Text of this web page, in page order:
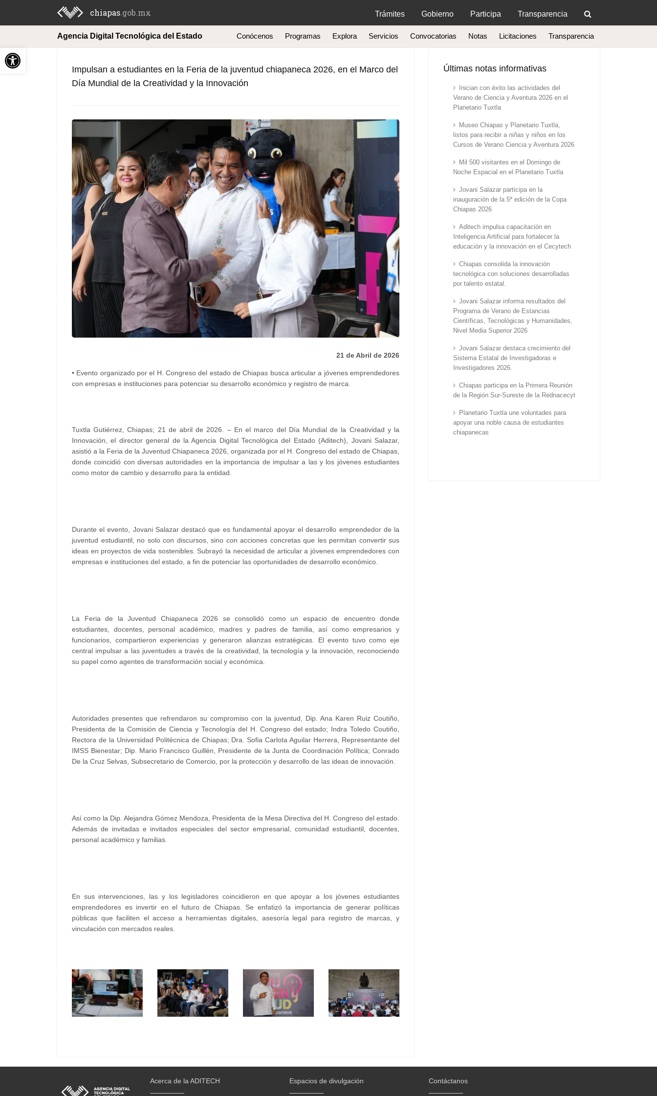
chiapas.gob.mx Trámites Gobierno Participa Transparencia
Agencia Digital Tecnológica del Estado Conócenos Programas Explora Servicios Convocatorias Notas Licitaciones Transparencia
Abrir barra de herramientas
Impulsan a estudiantes en la Feria de la juventud chiapaneca 2026, en el Marco del
Día Mundial de la Creatividad y la Innovación
21 de Abril de 2026
• Evento organizado por el H. Congreso del estado de Chiapas busca articular a jóvenes emprendedores
con empresas e instituciones para potenciar su desarrollo económico y registro de marca.
Tuxtla Gutiérrez, Chiapas; 21 de abril de 2026. – En el marco del Día Mundial de la Creatividad y la
Innovación, el director general de la Agencia Digital Tecnológica del Estado (Aditech), Jovani Salazar,
asistió a la Feria de la Juventud Chiapaneca 2026, organizada por el H. Congreso del estado de Chiapas,
donde coincidió con diversas autoridades en la importancia de impulsar a las y los jóvenes estudiantes
como motor de cambio y desarrollo para la entidad.
Durante el evento, Jovani Salazar destacó que es fundamental apoyar el desarrollo emprendedor de la
juventud estudiantil, no solo con discursos, sino con acciones concretas que les permitan convertir sus
ideas en proyectos de vida sostenibles. Subrayó la necesidad de articular a jóvenes emprendedores con
empresas e instituciones del estado, a fin de potenciar las oportunidades de desarrollo económico.
La Feria de la Juventud Chiapaneca 2026 se consolidó como un espacio de encuentro donde
estudiantes, docentes, personal académico, madres y padres de familia, así como empresarios y
funcionarios, compartieron experiencias y generaron alianzas estratégicas. El evento tuvo como eje
central impulsar a las juventudes a través de la creatividad, la tecnología y la innovación, reconociendo
su papel como agentes de transformación social y económica.
Autoridades presentes que refrendaron su compromiso con la juventud, Dip. Ana Karen Ruiz Coutiño,
Presidenta de la Comisión de Ciencia y Tecnología del H. Congreso del estado; Indra Toledo Coutiño,
Rectora de la Universidad Politécnica de Chiapas; Dra. Sofia Carlota Aguilar Herrera, Representante del
IMSS Bienestar; Dip. Mario Francisco Guillén, Presidente de la Junta de Coordinación Política; Conrado
De la Cruz Selvas, Subsecretario de Comercio, por la protección y desarrollo de las ideas de innovación.
Así como la Dip. Alejandra Gómez Mendoza, Presidenta de la Mesa Directiva del H. Congreso del estado.
Además de invitadas e invitados especiales del sector empresarial, comunidad estudiantil, docentes,
personal académico y familias.
En sus intervenciones, las y los legisladores coincidieron en que apoyar a los jóvenes estudiantes
emprendedores es invertir en el futuro de Chiapas. Se enfatizó la importancia de generar políticas
públicas que faciliten el acceso a herramientas digitales, asesoría legal para registro de marcas, y
vinculación con mercados reales.
Últimas notas informativas
Inician con éxito las actividades del
Verano de Ciencia y Aventura 2026 en el
Planetario Tuxtla
Museo Chiapas y Planetario Tuxtla,
listos para recibir a niñas y niños en los
Cursos de Verano Ciencia y Aventura 2026
Mil 500 visitantes en el Domingo de
Noche Espacial en el Planetario Tuxtla
Jovani Salazar participa en la
inauguración de la 5ª edición de la Copa
Chiapas 2026
Aditech impulsa capacitación en
Inteligencia Artificial para fortalecer la
educación y la innovación en el Cecytech
Chiapas consolida la innovación
tecnológica con soluciones desarrolladas
por talento estatal.
Jovani Salazar informa resultados del
Programa de Verano de Estancias
Científicas, Tecnológicas y Humanidades,
Nivel Media Superior 2026
Jovani Salazar destaca crecimiento del
Sistema Estatal de Investigadoras e
Investigadores 2026.
Chiapas participa en la Primera Reunión
de la Región Sur-Sureste de la Rednacecyt
Planetario Tuxtla une voluntades para
apoyar una noble causa de estudiantes
chiapanecas
Acerca de la ADITECH Espacios de divulgación Contáctanos